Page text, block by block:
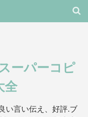
ーパーコピ
全
い言い伝え、好評.ブ